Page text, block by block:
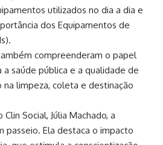
utilizados no dia a dia e
dos Equipamentos de
compreenderam o papel
a saúde pública e a qualidade de
na limpeza, coleta e destinação
Social, Júlia Machado, a
passeio. Ela destaca o impacto